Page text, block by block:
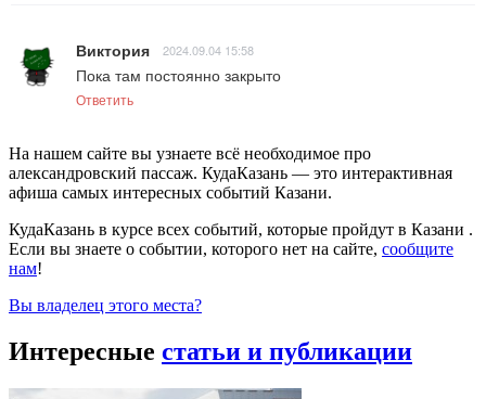
Виктория 2024.09.04 15:58
Пока там постоянно закрыто
Ответить
На нашем сайте вы узнаете всё необходимое про
александровский пассаж. КудаКазань — это интерактивная
афиша самых интересных событий Казани.
КудаКазань в курсе всех событий, которые пройдут в Казани .
Если вы знаете о событии, которого нет на сайте, сообщите
нам!
Вы владелец этого места?
Интересные статьи и публикации